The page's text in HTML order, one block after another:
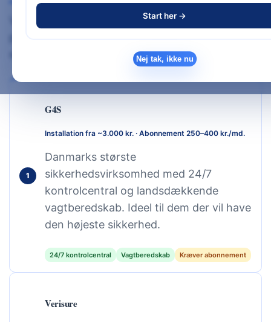
Start her →
Nej tak, ikke nu
Vi har gennemgået de mest populære udbydere
service og installationsform.
1
G4S
Installation fra ~3.000 kr. · Abonnement 250–400 kr./md.
Danmarks største
sikkerhedsvirksomhed med 24/7
kontrolcentral og landsdækkende
vagtberedskab. Ideel til dem der vil have
den højeste sikkerhed.
24/7 kontrolcentral Vagtberedskab Kræver abonnement
Verisure